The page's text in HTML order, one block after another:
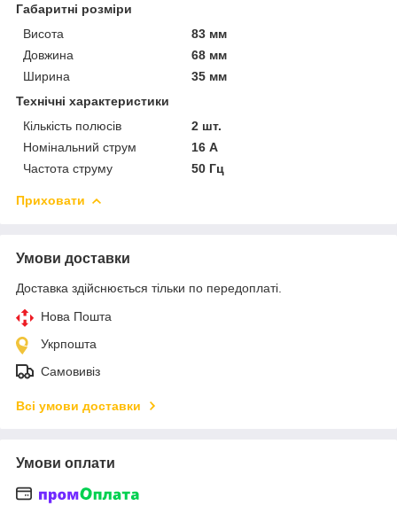
Габаритні розміри
Висота
83 мм
Довжина
68 мм
Ширина
35 мм
Технічні характеристики
Кількість полюсів
2 шт.
Номінальний струм
16 А
Частота струму
50 Гц
Приховати
Умови доставки
Доставка здійснюється тільки по передоплаті.
Нова Пошта
Укрпошта
Самовивіз
Всі умови доставки
Умови оплати